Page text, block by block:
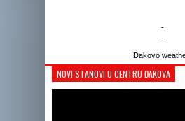
-
-
Đakovo
NOVI STANOVI U CENTRU ĐAKOVA